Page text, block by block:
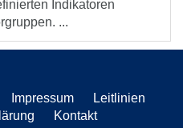
Indikatoren
...
Impressum
Leitlinien
Kontakt